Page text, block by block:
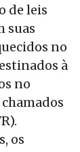
de leis
suas
no
à
no
os